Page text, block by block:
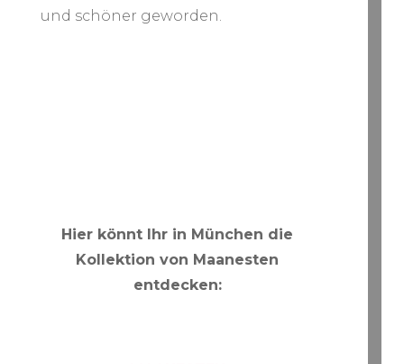
und schöner geworden.
Hier könnt Ihr in München die
Kollektion von Maanesten
entdecken: